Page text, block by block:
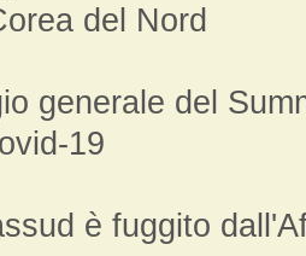
del Nord
generale del
19
è fuggito